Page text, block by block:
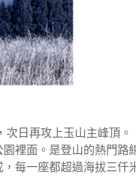
日再攻上玉山主峰頂。
裡面。是登山的熱門路
每一座都超過海拔三仟